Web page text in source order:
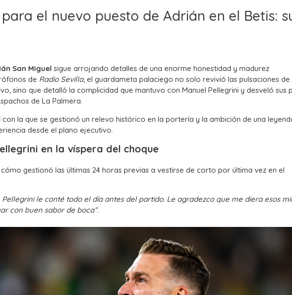
el nuevo puesto de Adrián en el Betis:
San Miguel sigue arrojando detalles de una enorme honestidad y madurez
de Radio Sevilla, el guardameta palaciego no solo revivió las pulsaciones de
sino que detalló la complicidad que mantuvo con Manuel Pellegrini y desveló sus
de La Palmera.
la que se gestionó un relevo histórico en la portería y la ambición de una
desde el plano ejecutivo.
en la víspera del choque
gestionó las últimas 24 horas previas a vestirse de corto por última vez en el
Pellegrini le conté todo el día antes del partido. Le agradezco que me diera esos
con buen sabor de boca”.